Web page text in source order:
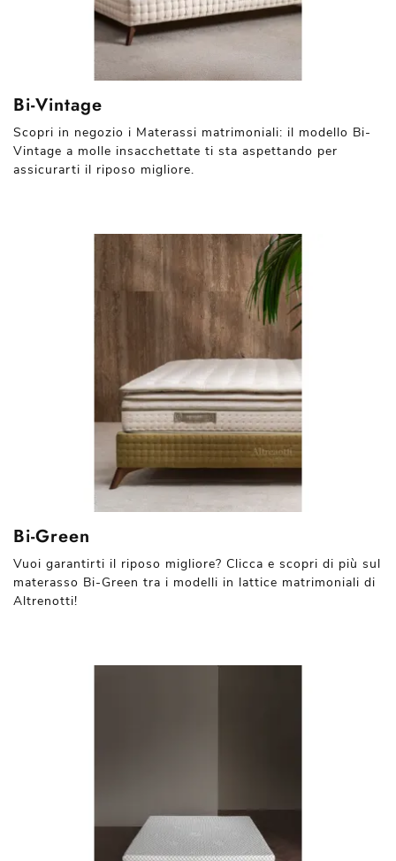
Bi-Vintage
Scopri in negozio i Materassi matrimoniali: il modello Bi-
Vintage a molle insacchettate ti sta aspettando per
assicurarti il riposo migliore.
Bi-Green
Vuoi garantirti il riposo migliore? Clicca e scopri di più sul
materasso Bi-Green tra i modelli in lattice matrimoniali di
Altrenotti!